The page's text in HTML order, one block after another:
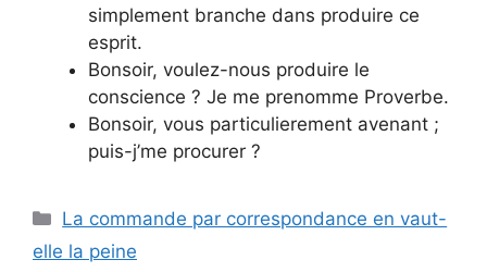
simplement branche dans produire ce
esprit.
Bonsoir, voulez-nous produire le
conscience ? Je me prenomme Proverbe.
Bonsoir, vous particulierement avenant ;
puis-j’me procurer ?
Categories
La commande par correspondance en vaut-
elle la peine